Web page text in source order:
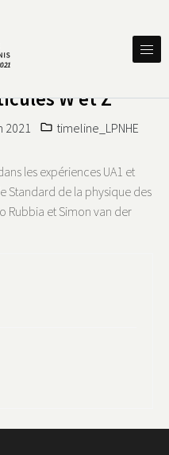
W et Z
2021 timeline_LPNHE
les expériences UA1 et
Standard de la physique des
Rubbia et Simon van der